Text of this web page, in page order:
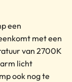
een
met een
van 2700K
licht
ook nog te